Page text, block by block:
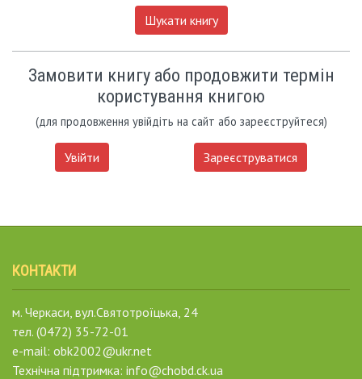
Шукати книгу
Замовити книгу або продовжити термін
користування книгою
(для продовження увійдіть на сайт або зареєструйтеся)
Увійти Зареєструватися
КОНТАКТИ
м. Черкаси, вул.Святотроїцька, 24
тел. (0472) 35-72-01
e-mail: obk2002@ukr.net
Технічна підтримка: info@chobd.ck.ua